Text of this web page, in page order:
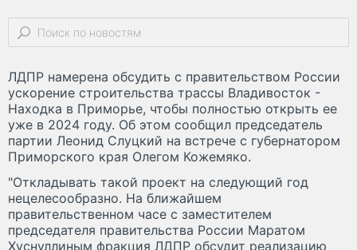
ЛДПР намерена обсудить с правительством России
ускорение строительства трассы Владивосток -
Находка в Приморье, чтобы полностью открыть ее
уже в 2024 году. Об этом сообщил председатель
партии Леонид Слуцкий на встрече с губернатором
Приморского края Олегом Кожемяко.
"Откладывать такой проект на следующий год
нецелесообразно. На ближайшем
правительственном часе с заместителем
председателя правительства России Маратом
Хуснуллиным фракция ЛДПР обсудит реализацию